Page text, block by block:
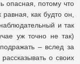
опасная, потому что
равная, как будто он,
и так
уж точно не так)
– вслед за
о своих